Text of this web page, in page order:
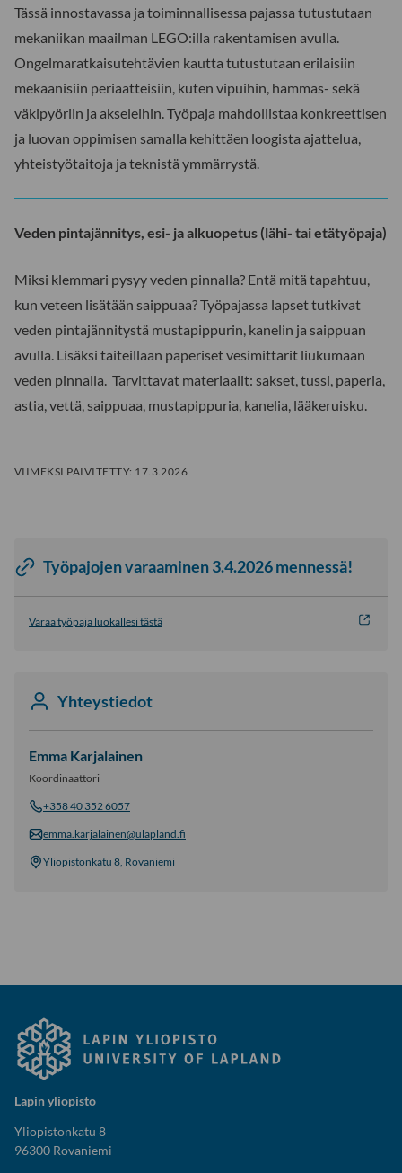
Tässä innostavassa ja toiminnallisessa pajassa tutustutaan
mekaniikan maailman LEGO:illa rakentamisen avulla.
Ongelmaratkaisutehtävien kautta tutustutaan erilaisiin
mekaanisiin periaatteisiin, kuten vipuihin, hammas- sekä
väkipyöriin ja akseleihin. Työpaja mahdollistaa konkreettisen
ja luovan oppimisen samalla kehittäen loogista ajattelua,
yhteistyötaitoja ja teknistä ymmärrystä.
Veden pintajännitys, esi- ja alkuopetus (lähi- tai etätyöpaja)
Miksi klemmari pysyy veden pinnalla? Entä mitä tapahtuu,
kun veteen lisätään saippuaa? Työpajassa lapset tutkivat
veden pintajännitystä mustapippurin, kanelin ja saippuan
avulla. Lisäksi taiteillaan paperiset vesimittarit liukumaan
veden pinnalla. Tarvittavat materiaalit: sakset, tussi, paperia,
astia, vettä, saippuaa, mustapippuria, kanelia, lääkeruisku.
VIIMEKSI PÄIVITETTY: 17.3.2026
Työpajojen varaaminen 3.4.2026 mennessä!
Varaa työpaja luokallesi tästä
Yhteystiedot
Emma Karjalainen
Koordinaattori
+358 40 352 6057
emma.karjalainen@ulapland.fi
Yliopistonkatu 8, Rovaniemi
Lapin yliopisto
Yliopistonkatu 8
96300 Rovaniemi